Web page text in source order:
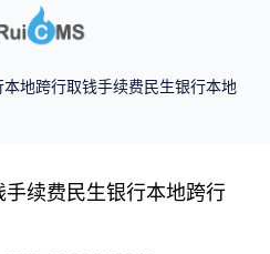
本地跨行取钱手续费民生银行本地
手续费民生银行本地跨行